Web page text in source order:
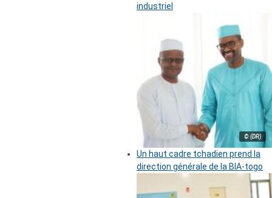
industriel
© (DR)
Un haut cadre tchadien prend la
direction générale de la BIA-togo